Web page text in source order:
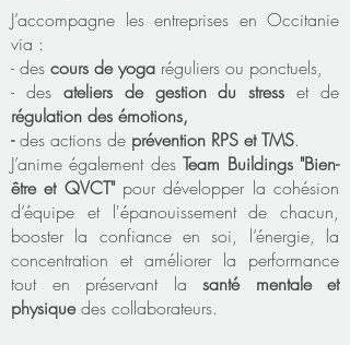
J’accompagne les entreprises en Occitanie
via :
- des cours de yoga réguliers ou ponctuels,
- des ateliers de gestion du stresset de
régulation des émotions,
-des actions de prévention RPS et TMS.
J’anime également desTeam Buildings "Bien-
être et QVCT"pour développer la cohésion
d’équipe et l'épanouissement de chacun,
booster la confiance en soi, l’énergie, la
concentration et améliorer la performance
tout en préservant la santé mentale et
physiquedes collaborateurs.